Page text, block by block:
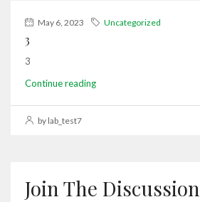
May 6, 2023 Uncategorized
3
3
Continue reading
by lab_test7
Join The Discussion